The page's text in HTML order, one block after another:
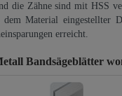
die Zähne sind mit HSS
Material eingestellter
erreicht.
Bandsägeblätter